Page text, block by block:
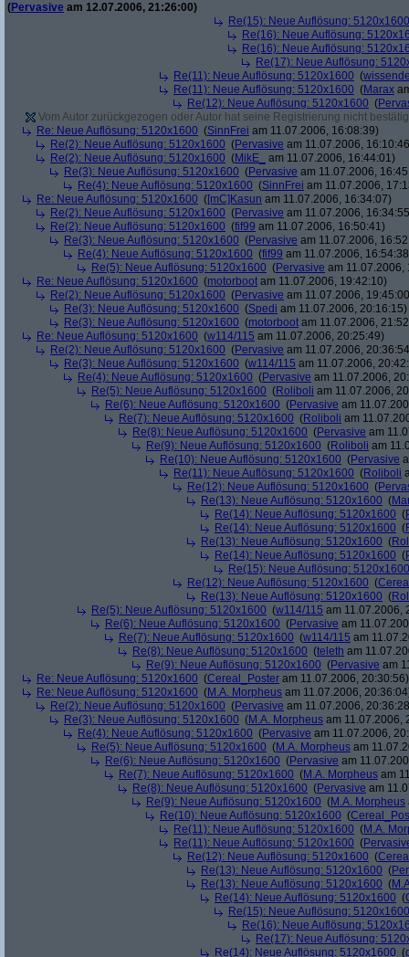
(Pervasive am 12.07.2006, 21:26:00)
Re(15): Neue Auflösung: 5120x1600
Re(16): Neue Auflösung:
Re(16): Neue Auflösung:
Re(17): Neue Auflösung:
Re(11): Neue Auflösung: 5120x1600 (
Re(11): Neue Auflösung: 5120x1600 (Marax
Re(12): Neue Auflösung: 5120x1600 (
Vom Autor zurückgezogen oder Autor hat seine Registrierung nicht
Re: Neue Auflösung: 5120x1600 (SinnFrei am 11.07.2006, 16:08:39)
Re(2): Neue Auflösung: 5120x1600 (Pervasive am 11.07.2006,
Re(2): Neue Auflösung: 5120x1600 (MikE_
am 11.07.2006, 16:44:01)
Re(3): Neue Auflösung: 5120x1600 (Pervasive am 11.07.2006,
Re(4): Neue Auflösung: 5120x1600 (SinnFrei am 11.07.2006,
Re: Neue Auflösung: 5120x1600 ([mC]Kasun am 11.07.2006, 16:34:07)
Re(2): Neue Auflösung: 5120x1600 (Pervasive am 11.07.2006,
Re(2): Neue Auflösung: 5120x1600 (fif99 am 11.07.2006, 16:50:41)
Re(3): Neue Auflösung: 5120x1600 (Pervasive am 11.07.2006,
Re(4): Neue Auflösung: 5120x1600 (fif99 am 11.07.2006,
Re(5): Neue Auflösung: 5120x1600 (Pervasive am 11.07.2006,
Re: Neue Auflösung: 5120x1600 (motorboot am 11.07.2006, 19:42:10)
Re(2): Neue Auflösung: 5120x1600 (Pervasive am 11.07.2006,
Re(3): Neue Auflösung: 5120x1600 (Spedi am 11.07.2006, 20:16:15)
Re(3): Neue Auflösung: 5120x1600 (motorboot am 11.07.2006,
Re: Neue Auflösung: 5120x1600 (w114/115 am 11.07.2006, 20:25:49)
Re(2): Neue Auflösung: 5120x1600 (Pervasive am 11.07.2006,
Re(3): Neue Auflösung: 5120x1600 (w114/115 am 11.07.2006,
Re(4): Neue Auflösung: 5120x1600 (Pervasive am 11.07.2006,
Re(5): Neue Auflösung: 5120x1600 (Roliboli am 11.07.2006,
Re(6): Neue Auflösung: 5120x1600 (Pervasive am
Re(7): Neue Auflösung: 5120x1600 (Roliboli am
Re(8): Neue Auflösung: 5120x1600 (Pervasive am
Re(9): Neue Auflösung: 5120x1600 (Roliboli am
Re(10): Neue Auflösung: 5120x1600 (Pervasive
Re(11): Neue Auflösung: 5120x1600 (Roliboli
Re(12): Neue Auflösung: 5120x1600 (
Re(13): Neue Auflösung: 5120x1600 (
Re(14): Neue Auflösung: 5120x1600 (
Re(14): Neue Auflösung: 5120x1600 (
Re(13): Neue Auflösung: 5120x1600 (
Re(14): Neue Auflösung: 5120x1600 (
Re(15): Neue Auflösung: 5120x1600
Re(12): Neue Auflösung: 5120x1600 (
Re(13): Neue Auflösung: 5120x1600 (
Re(5): Neue Auflösung: 5120x1600 (w114/115 am 11.07.2006,
Re(6): Neue Auflösung: 5120x1600 (Pervasive am
Re(7): Neue Auflösung: 5120x1600 (w114/115 am
Re(8): Neue Auflösung: 5120x1600 (teleth am
Re(9): Neue Auflösung: 5120x1600 (Pervasive am
Re: Neue Auflösung: 5120x1600 (Cereal_Poster am 11.07.2006, 20:30:56)
Re: Neue Auflösung: 5120x1600 (M.A. Morpheus am 11.07.2006,
Re(2): Neue Auflösung: 5120x1600 (Pervasive am 11.07.2006,
Re(3): Neue Auflösung: 5120x1600 (M.A. Morpheus am 11.07.2006,
Re(4): Neue Auflösung: 5120x1600 (Pervasive am 11.07.2006,
Re(5): Neue Auflösung: 5120x1600 (M.A. Morpheus am
Re(6): Neue Auflösung: 5120x1600 (Pervasive am
Re(7): Neue Auflösung: 5120x1600 (M.A. Morpheus am
Re(8): Neue Auflösung: 5120x1600 (Pervasive am
Re(9): Neue Auflösung: 5120x1600 (M.A. Morpheus
Re(10): Neue Auflösung: 5120x1600 (
Re(11): Neue Auflösung: 5120x1600 (M.A.
Re(11): Neue Auflösung: 5120x1600 (
Re(12): Neue Auflösung: 5120x1600 (
Re(13): Neue Auflösung: 5120x1600 (
Re(13): Neue Auflösung: 5120x1600 (
Re(14): Neue Auflösung: 5120x1600 (
Re(15): Neue Auflösung: 5120x1600
Re(16): Neue Auflösung:
Re(17): Neue Auflösung:
Re(14): Neue Auflösung: 5120x1600 (